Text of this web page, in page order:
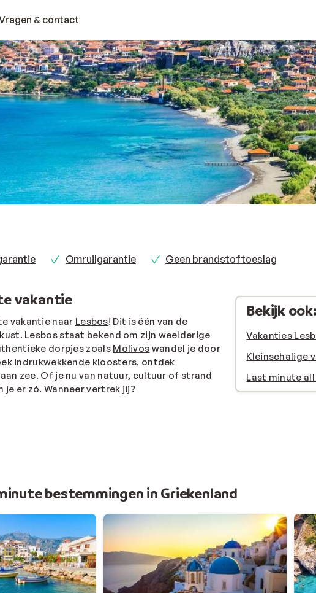
& contact
Omruilgarantie Geen brandstoftoeslag
vakantie
vakantie naar Lesbos! Dit is één van de
Lesbos staat bekend om zijn weelderige
dorpjes zoals Molivos wandel je door
indrukwekkende kloosters, ontdek
zee. Of je nu van natuur, cultuur of strand
er zó. Wanneer vertrek jij?
Bekijk ook:
Vakanties
Kleinschalige
Last minute
bestemmingen in Griekenland